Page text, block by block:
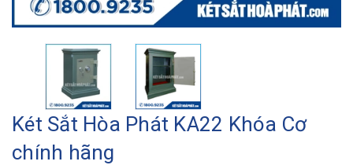
Két Sắt Hòa Phát KA22 Khóa Cơ
chính hãng